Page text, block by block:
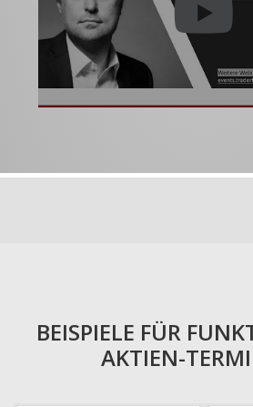
BEISPIELE FÜR
AKTIEN-